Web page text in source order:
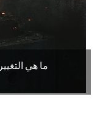
ما هي